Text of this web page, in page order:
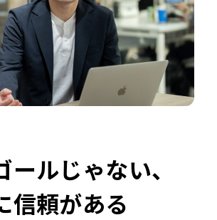
ールじゃない、
信頼がある